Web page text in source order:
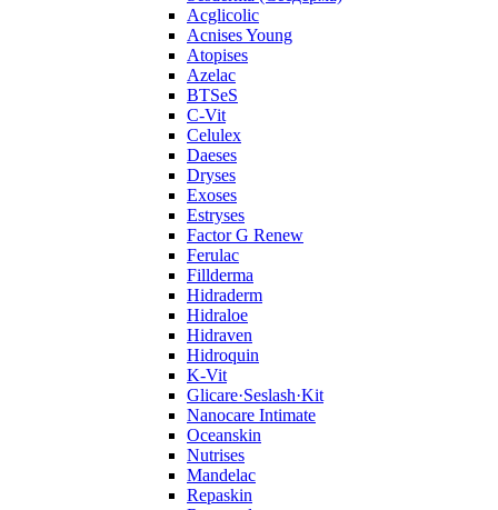
Acglicolic
Acnises Young
Atopises
Azelac
BTSeS
C‑Vit
Celulex
Daeses
Dryses
Exoses
Estryses
Factor G Renew
Ferulac
Fillderma
Hidraderm
Hidraloe
Hidraven
Hidroquin
K-Vit
Glicare·Seslash·Kit
Nanocare Intimate
Oceanskin
Nutrises
Mandelac
Repaskin